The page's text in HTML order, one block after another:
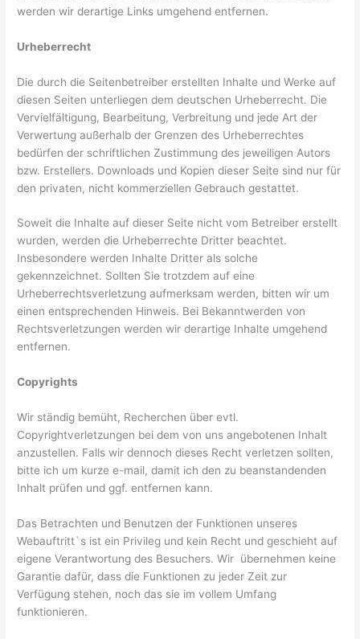
werden wir derartige Links umgehend entfernen.
Urheberrecht
Die durch die Seitenbetreiber erstellten Inhalte und Werke auf
diesen Seiten unterliegen dem deutschen Urheberrecht. Die
Vervielfältigung, Bearbeitung, Verbreitung und jede Art der
Verwertung außerhalb der Grenzen des Urheberrechtes
bedürfen der schriftlichen Zustimmung des jeweiligen Autors
bzw. Erstellers. Downloads und Kopien dieser Seite sind nur für
den privaten, nicht kommerziellen Gebrauch gestattet.
Soweit die Inhalte auf dieser Seite nicht vom Betreiber erstellt
wurden, werden die Urheberrechte Dritter beachtet.
Insbesondere werden Inhalte Dritter als solche
gekennzeichnet. Sollten Sie trotzdem auf eine
Urheberrechtsverletzung aufmerksam werden, bitten wir um
einen entsprechenden Hinweis. Bei Bekanntwerden von
Rechtsverletzungen werden wir derartige Inhalte umgehend
entfernen.
Copyrights
Wir ständig bemüht, Recherchen über evtl.
Copyrightverletzungen bei dem von uns angebotenen Inhalt
anzustellen. Falls wir dennoch dieses Recht verletzen sollten,
bitte ich um kurze e-mail, damit ich den zu beanstandenden
Inhalt prüfen und ggf. entfernen kann.
Das Betrachten und Benutzen der Funktionen unseres
Webauftritt`s ist ein Privileg und kein Recht und geschieht auf
eigene Verantwortung des Besuchers. Wir übernehmen keine
Garantie dafür, dass die Funktionen zu jeder Zeit zur
Verfügung stehen, noch das sie im vollem Umfang
funktionieren.